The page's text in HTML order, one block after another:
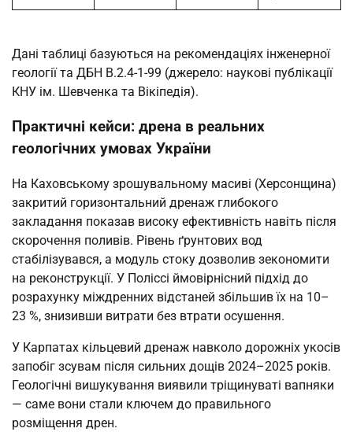
Дані таблиці базуються на рекомендаціях інженерної
геології та ДБН В.2.4-1-99 (джерело: наукові публікації
КНУ ім. Шевченка та Вікіпедія).
Практичні кейси: дрена в реальних
геологічних умовах України
На Каховському зрошувальному масиві (Херсонщина)
закритий горизонтальний дренаж глибокого
закладання показав високу ефективність навіть після
скорочення поливів. Рівень ґрунтових вод
стабілізувався, а модуль стоку дозволив зекономити
на реконструкції. У Поліссі ймовірнісний підхід до
розрахунку міждренних відстаней збільшив їх на 10–
23 %, знизивши витрати без втрати осушення.
У Карпатах кільцевий дренаж навколо дорожніх укосів
запобіг зсувам після сильних дощів 2024–2025 років.
Геологічні вишукування виявили тріщинуваті вапняки
— саме вони стали ключем до правильного
розміщення дрен.